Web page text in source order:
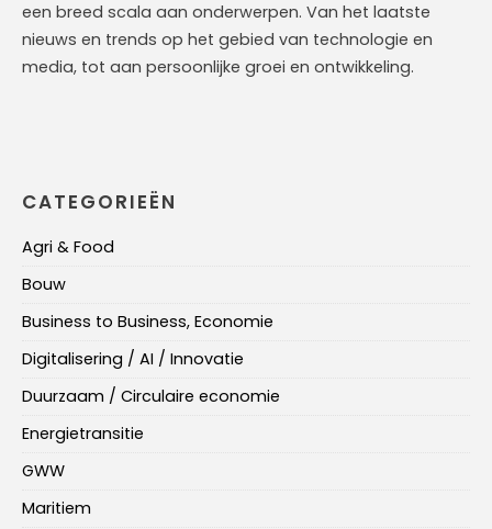
een breed scala aan onderwerpen. Van het laatste
nieuws en trends op het gebied van technologie en
media, tot aan persoonlijke groei en ontwikkeling.
CATEGORIEËN
Agri & Food
Bouw
Business to Business, Economie
Digitalisering / AI / Innovatie
Duurzaam / Circulaire economie
Energietransitie
GWW
Maritiem